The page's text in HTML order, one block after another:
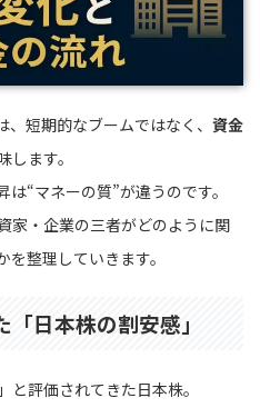
短期的なブームではなく、 資金
します。
“マネーの質”が違うのです。
家・企業の三者がどのように関
整理していきます。
日本株の割安感」
評価されてきた日本株。